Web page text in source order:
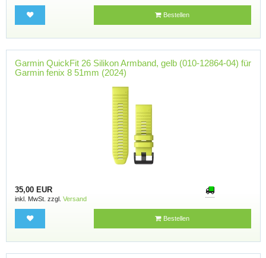
Bestellen
Garmin QuickFit 26 Silikon Armband, gelb (010-12864-04) für
Garmin fenix 8 51mm (2024)
35,00 EUR
inkl. MwSt. zzgl. Versand
Bestellen